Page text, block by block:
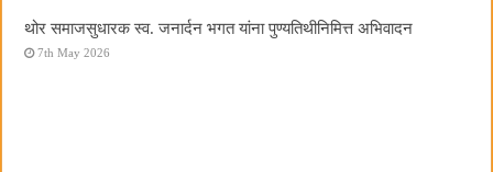
थोर समाजसुधारक स्व. जनार्दन भगत यांना पुण्यतिथीनिमित्त अभिवादन
7th May 2026